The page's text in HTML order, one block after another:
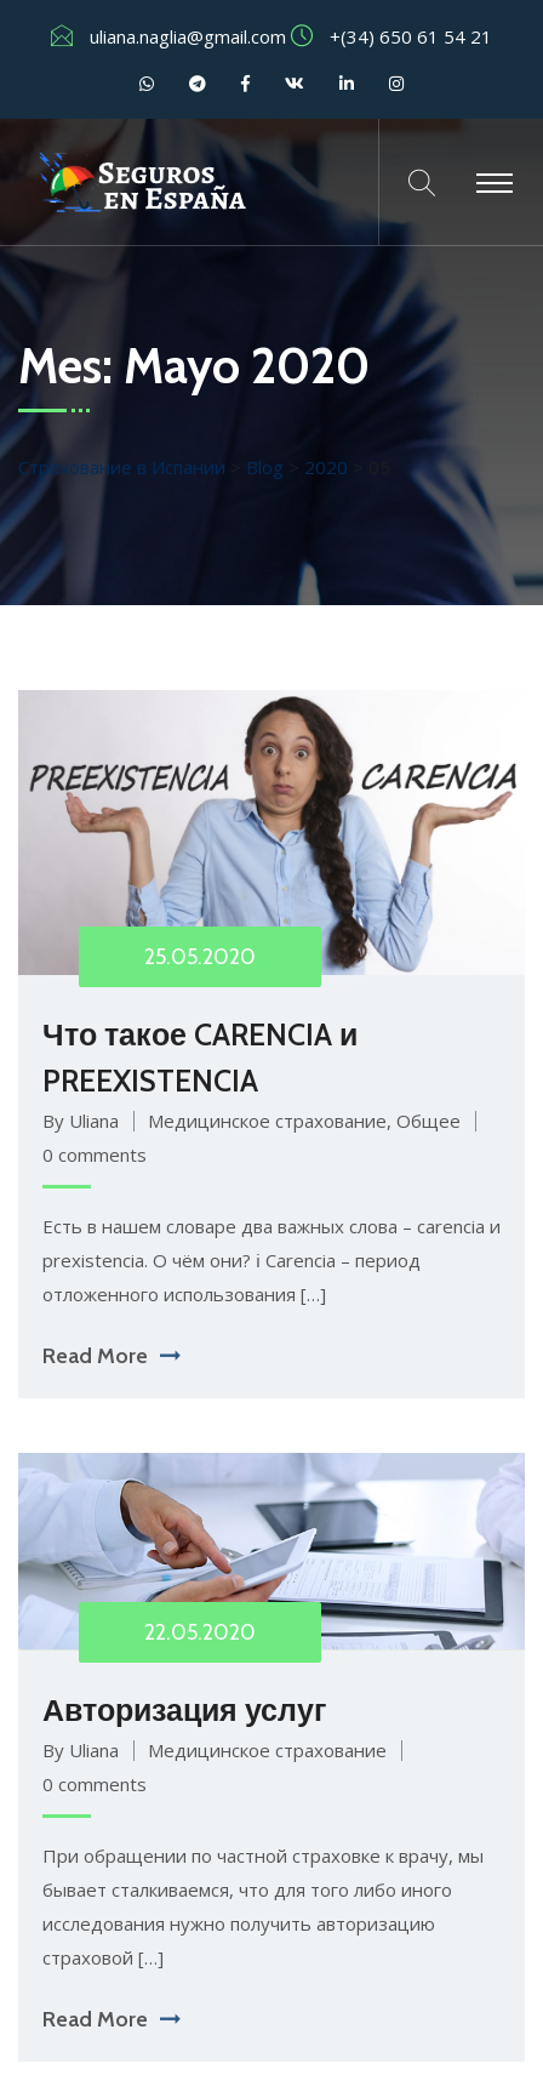
uliana.naglia@gmail.com +(34) 650 61 54 21
Mes: Mayo 2020
Страхование в Испании Blog 2020
25.05.2020
Что такое CARENCIA и
PREEXISTENCIA
By Uliana Медицинское страхование, Общее
0 comments
Есть в нашем словаре два важных слова – carencia и
prexistencia. О чём они? ℹ️ Carencia – период
отложенного использования […]
Read More
22.05.2020
Авторизация услуг
By Uliana
Медицинское страхование
0 comments
При обращении по частной страховке к врачу, мы
бывает сталкиваемся, что для того либо иного
исследования нужно получить авторизацию
страховой […]
Read More